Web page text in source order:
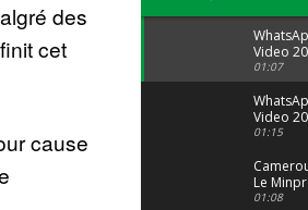
des
cet
cause
Video
04 at 15
01:07
Video
29 at 12
01:15
Le
alerte
01:08